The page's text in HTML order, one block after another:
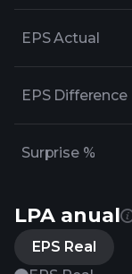
EPS Actual
EPS Difference
Surprise %
LPA anual
EPS Real